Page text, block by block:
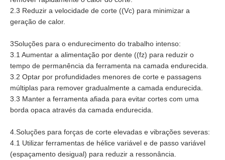
2.3 Reduzir a velocidade de corte ((Vc) para minimizar a
geração de calor.
3Soluções para o endurecimento do trabalho intenso:
3.1 Aumentar a alimentação por dente ((fz) para reduzir o
tempo de permanência da ferramenta na camada endurecida.
3.2 Optar por profundidades menores de corte e passagens
múltiplas para remover gradualmente a camada endurecida.
3.3 Manter a ferramenta afiada para evitar cortes com uma
borda opaca através da camada endurecida.
4.Soluções para forças de corte elevadas e vibrações severas:
4.1 Utilizar ferramentas de hélice variável e de passo variável
(espaçamento desigual) para reduzir a ressonância.